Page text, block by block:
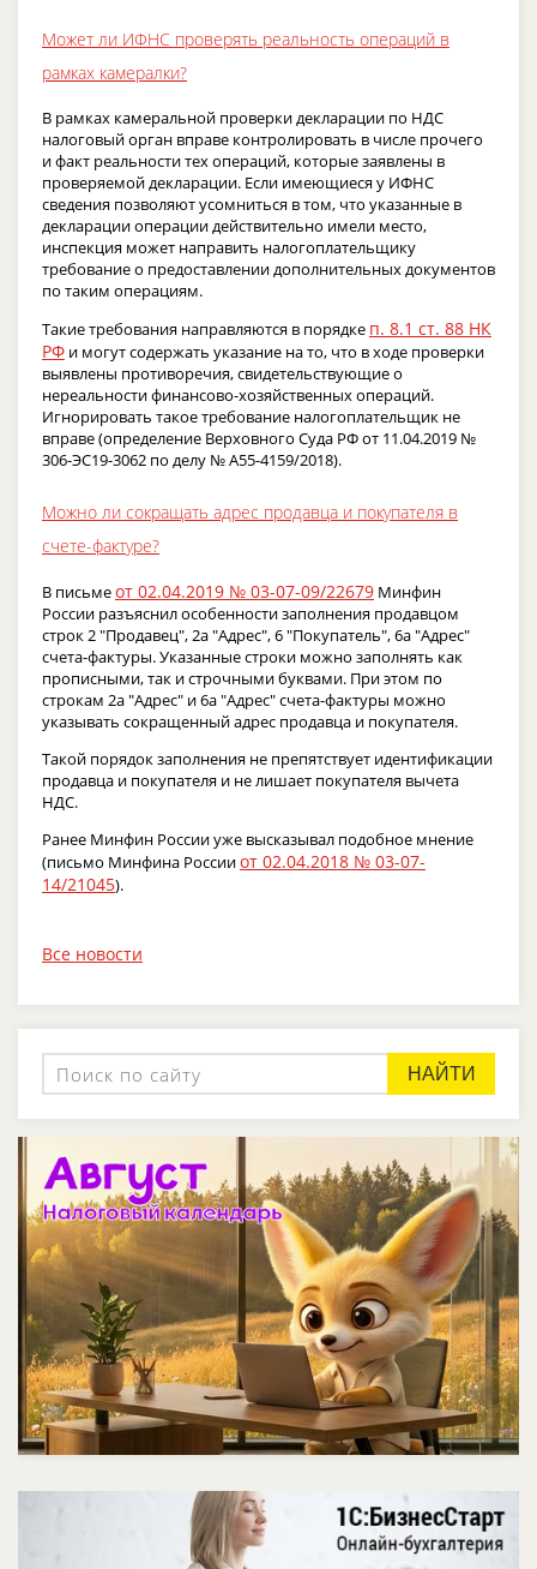
Может ли ИФНС проверять реальность операций в
рамках камералки?
В рамках камеральной проверки декларации по НДС
налоговый орган вправе контролировать в числе прочего
и факт реальности тех операций, которые заявлены в
проверяемой декларации. Если имеющиеся у ИФНС
сведения позволяют усомниться в том, что указанные в
декларации операции действительно имели место,
инспекция может направить налогоплательщику
требование о предоставлении дополнительных документов
по таким операциям.
Такие требования направляются в порядке п. 8.1 ст. 88 НК
РФ и могут содержать указание на то, что в ходе проверки
выявлены противоречия, свидетельствующие о
нереальности финансово-хозяйственных операций.
Игнорировать такое требование налогоплательщик не
вправе (определение Верховного Суда РФ от 11.04.2019 №
306-ЭС19-3062 по делу № А55-4159/2018).
Можно ли сокращать адрес продавца и покупателя в
счете-фактуре?
В письмеот 02.04.2019 № 03-07-09/22679 Минфин
России разъяснил особенности заполнения продавцом
строк 2 "Продавец", 2а "Адрес", 6 "Покупатель", 6а "Адрес"
счета-фактуры. Указанные строки можно заполнять как
прописными, так и строчными буквами. При этом по
строкам 2а "Адрес" и 6а "Адрес" счета-фактуры можно
указывать сокращенный адрес продавца и покупателя.
Такой порядок заполнения не препятствует идентификации
продавца и покупателя и не лишает покупателя вычета
НДС.
Ранее Минфин России уже высказывал подобное мнение
(письмо Минфина Россииот 02.04.2018 № 03-07-
14/21045).
Все новости
НАЙТИ